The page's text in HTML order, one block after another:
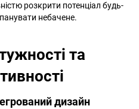
розкрити потенціал будь-
небачене.
та
дизайн